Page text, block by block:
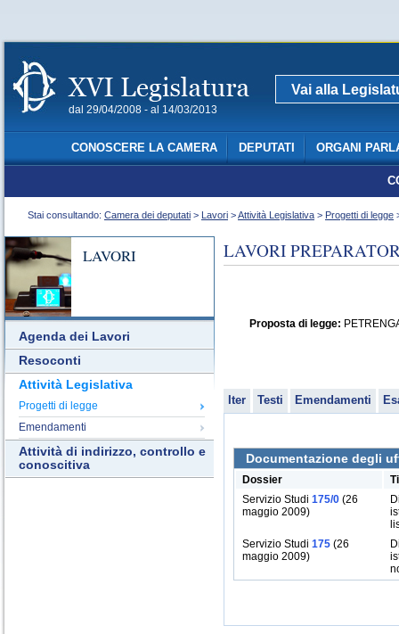
dal 29/04/2008 - al 14/03/2013
Vai alla
CONOSCERE LA CAMERA DEPUTATI ORGANI
Stai consultando: Camera dei deputati > Lavori >Attività Legislativa > Progetti di legge
LAVORI
Agenda dei Lavori
Resoconti
Attività Legislativa
Progetti di legge
Emendamenti
Attività di indirizzo, controllo e
conoscitiva
LAVORI
Proposta di legge:
Iter Testi Emendamenti
Documentazione degli
Dossier
Servizio Studi 175/0 (26
maggio 2009)
Servizio Studi 175 (26
maggio 2009)